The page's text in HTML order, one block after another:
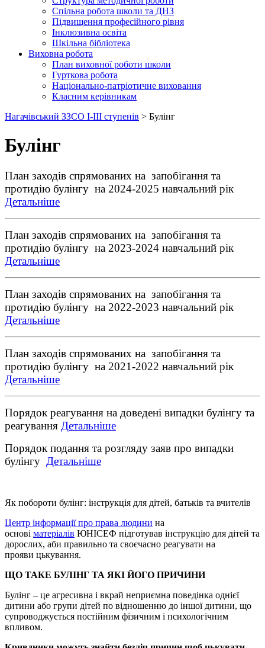
Спільна робота школи та ДНЗ
Підвищення професійного рівня
Інклюзивна освіта
Шкільна бібліотека
Виховна робота
План виховної роботи школи
Гурткова робота
Національно-патріотичне виховання
Класним керівникам
Нагачівський ЗЗСО І-ІІІ ступенів > Булінг
Булінг
План заходів спрямованих на запобігання та
протидію булінгу на 2024-2025 навчальний рік
Детальніше
План заходів спрямованих на запобігання та
протидію булінгу на 2023-2024 навчальний рік
Детальніше
План заходів спрямованих на запобігання та
протидію булінгу на 2022-2023 навчальний рік
Детальніше
План заходів спрямованих на запобігання та
протидію булінгу на 2021-2022 навчальний рік
Детальніше
Порядок реагування на доведені випадки булінгу та
реагування Детальніше
Порядок подання та розгляду заяв про випадки
булінгу Детальніше
Як побороти булінг: інструкція для дітей, батьків та вчителів
Центр інформації про права людини на
основі матеріалів ЮНІСЕФ підготував інструкцію для дітей та
дорослих, аби правильно та своєчасно реагувати на
прояви цькування.
ЩО ТАКЕ БУЛІНГ ТА ЯКІ ЙОГО ПРИЧИНИ
Булінг – це агресивна і вкрай неприємна поведінка однієї
дитини або групи дітей по відношенню до іншої дитини, що
супроводжується постійним фізичним і психологічним
впливом.